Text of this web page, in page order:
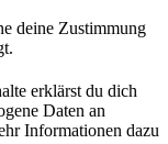
deine Zustimmung
erklärst du dich
Daten an
Informationen dazu